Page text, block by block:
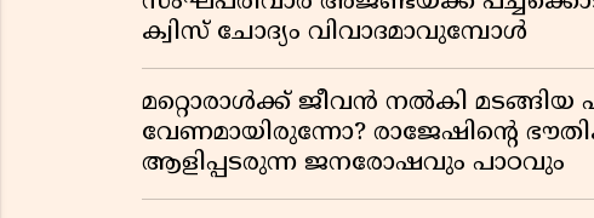
ക്വിസ് ചോദ്യം വിവാദമാവുമ്പോൾ
മറ്റൊരാൾക്ക് ജീവൻ നൽകി
വേണമായിരുന്നോ? രാജേഷിൻ്റെ
ആളിപ്പടരുന്ന ജനരോഷവും പാഠവും